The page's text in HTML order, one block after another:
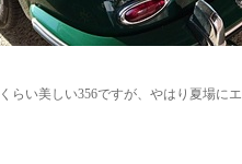
らい美しい356ですが、やはり夏場に